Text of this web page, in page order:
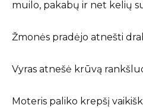
muilo, pakabų ir net kelių
Žmonės pradėjo atnešti
Vyras atnešė krūvą
Moteris paliko krepšį